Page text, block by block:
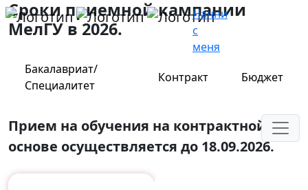
Начни
с
меня
Сроки приемной кампании
МелГУ в 2026.
Бакалавриат/
Специалитет
Контракт Бюджет
Прием на обучения на контрактной
основе осуществляется до 18.09.2026.